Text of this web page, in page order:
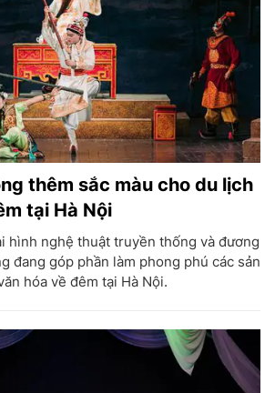
thêm sắc màu cho du lịch
tại Hà Nội
hình nghệ thuật truyền thống và đương
đang góp phần làm phong phú các sản
hóa về đêm tại Hà Nội.